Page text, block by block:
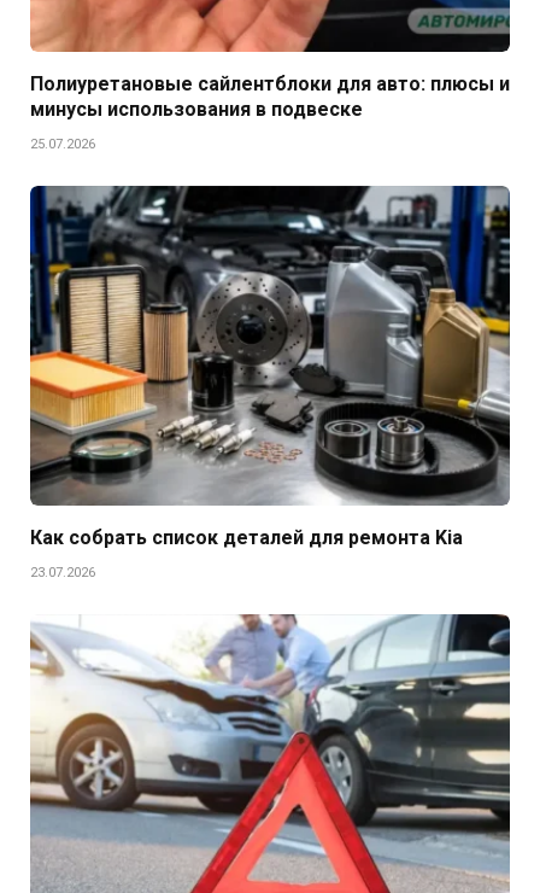
Полиуретановые сайлентблоки для авто: плюсы и
минусы использования в подвеске
25.07.2026
Как собрать список деталей для ремонта Kia
23.07.2026